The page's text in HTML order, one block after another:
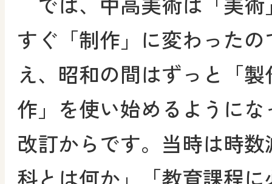
すぐ「制作」に変わった
え、昭和の間はずっと「
作」を使い始めるように
改訂からです。当時は時
科とは何か」「教育課程